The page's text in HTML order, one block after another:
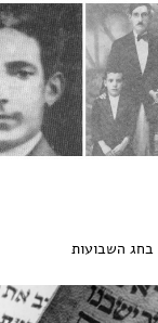
בחג השבועות